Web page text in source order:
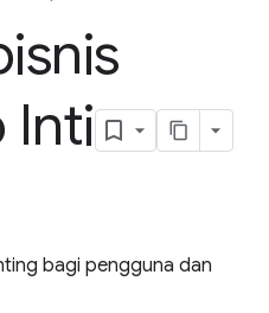
Inti
bagi pengguna dan